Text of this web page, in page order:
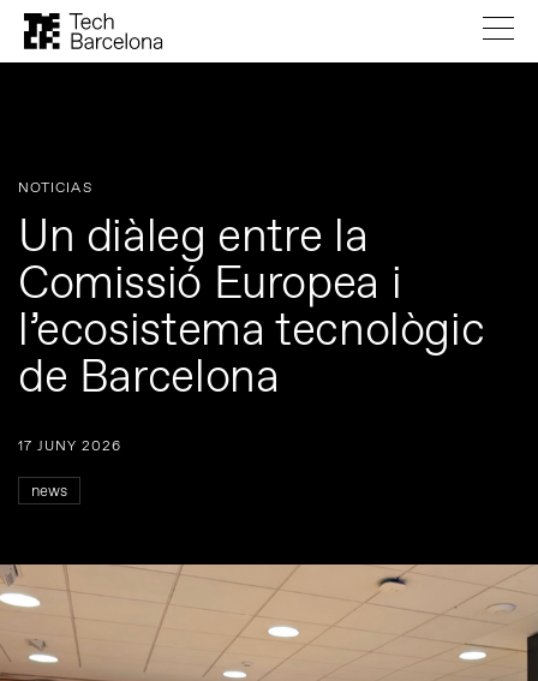
NOTICIAS
Un diàleg entre la
Comissió Europea i
l’ecosistema tecnològic
de Barcelona
17 JUNY 2026
news